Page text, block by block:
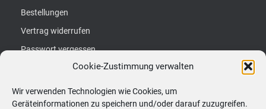
Cookie-Zustimmung verwalten
Wir verwenden Technologien wie Cookies, um
Geräteinformationen zu speichern und/oder darauf zuzugreifen.
Bestellungen
Vertrag widerrufen
Passwort vergessen
u
Suchen …